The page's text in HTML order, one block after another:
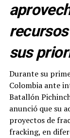
sus
Durante su
Colombia ante
Batallón
anunció que su
proyectos de
fracking, en